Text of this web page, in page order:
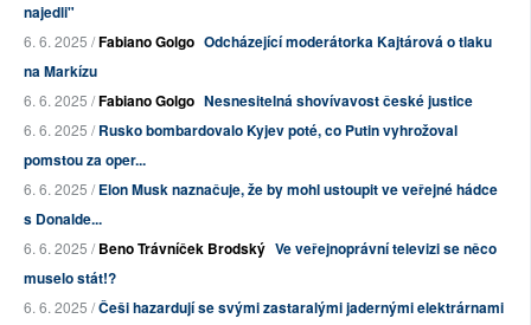
najedli"
6. 6. 2025 /Fabiano Golgo Odcházející moderátorka Kajtárová o tlaku
na Markízu
6. 6. 2025 /Fabiano Golgo Nesnesitelná shovívavost české justice
6. 6. 2025 /Rusko bombardovalo Kyjev poté, co Putin vyhrožoval
pomstou za oper...
6. 6. 2025 /Elon Musk naznačuje, že by mohl ustoupit ve veřejné hádce
s Donalde...
6. 6. 2025 /Beno Trávníček Brodský Ve veřejnoprávní televizi se něco
muselo stát!?
6. 6. 2025 /Češi hazardují se svými zastaralými jadernými elektrárnami